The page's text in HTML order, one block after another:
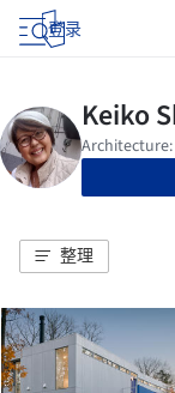
登录
整理